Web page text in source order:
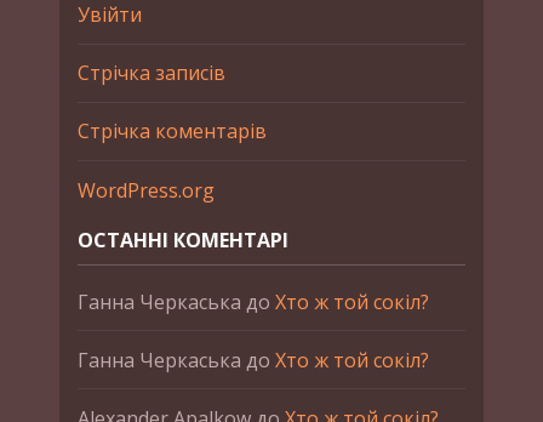
Увійти
Стрічка записів
Стрічка коментарів
WordPress.org
ОСТАННІ КОМЕНТАРІ
Ганна Черкаська до Хто ж той сокіл?
Ганна Черкаська до Хто ж той сокіл?